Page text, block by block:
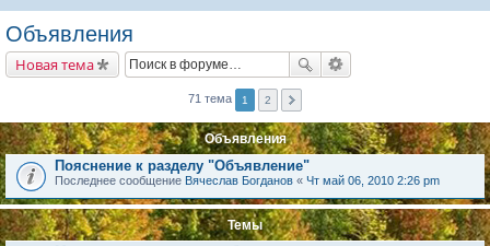
Объявления
Новая тема
71 тема 1 2
Объявления
Пояснение к разделу "Объявление"
Последнее сообщение Вячеслав Богданов « Чт май 06, 2010 2:26 pm
Темы